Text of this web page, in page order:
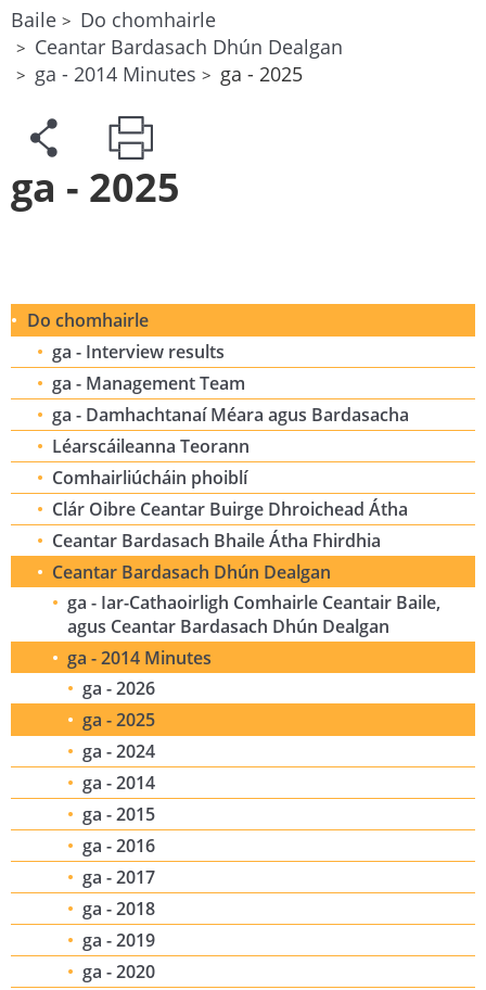
Baile
Do chomhairle
Ceantar Bardasach Dhún Dealgan
ga - 2014 Minutes
ga - 2025
ga - 2025
Do chomhairle
ga - Interview results
ga - Management Team
ga - Damhachtanaí Méara agus Bardasacha
Léarscáileanna Teorann
Comhairliúcháin phoiblí
Clár Oibre Ceantar Buirge Dhroichead Átha
Ceantar Bardasach Bhaile Átha Fhirdhia
Ceantar Bardasach Dhún Dealgan
ga - Iar-Cathaoirligh Comhairle Ceantair Baile,
agus Ceantar Bardasach Dhún Dealgan
ga - 2014 Minutes
ga - 2026
ga - 2025
ga - 2024
ga - 2014
ga - 2015
ga - 2016
ga - 2017
ga - 2018
ga - 2019
ga - 2020